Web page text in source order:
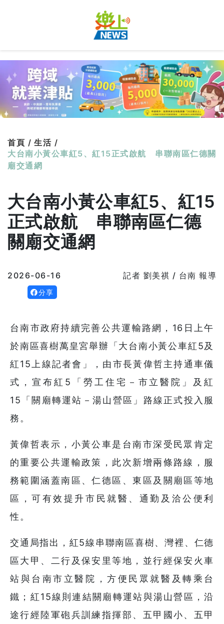
首頁 / 生活 /
大台南小黃公車紅5、紅15正式啟航 串聯南區仁德關
廟交通網
大台南小黃公車紅5、紅15
正式啟航 串聯南區仁德
關廟交通網
2026-06-16 記者 劉美祺 / 台南 報導
分享
台南市政府持續完善公共運輸路網，16日上午
於南區喜樹萬皇宮舉辦「大台南小黃公車紅5及
紅15上線記者會」，由市長黃偉哲主持通車儀
式，宣布紅5「勞工住宅－市立醫院」及紅
15「關廟轉運站－湯山營區」路線正式投入服
務。
黃偉哲表示，小黃公車是台南市深受民眾肯定
的重要公共運輸政策，此次新增兩條路線，服
務範圍涵蓋南區、仁德區、東區及關廟區等地
區，可有效提升市民就醫、通勤及洽公便利
性。
交通局指出，紅5線串聯南區喜樹、灣裡、仁德
區大甲、二行及保安里等地，並行經保安火車
站與台南市立醫院，方便民眾就醫及轉乘台
鐵；紅15線則連結關廟轉運站與湯山營區，沿
途行經陸軍砲兵訓練指揮部、五甲國小、五甲